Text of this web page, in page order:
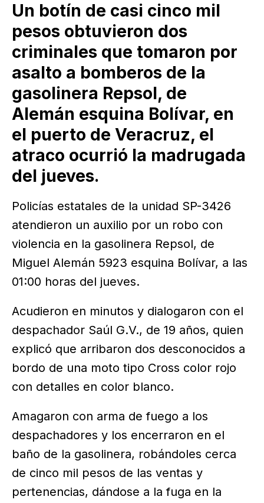
Un botín de casi cinco mil
pesos obtuvieron dos
criminales que tomaron por
asalto a bomberos de la
gasolinera Repsol, de
Alemán esquina Bolívar, en
el puerto de Veracruz, el
atraco ocurrió la madrugada
del jueves.
Policías estatales de la unidad SP-3426
atendieron un auxilio por un robo con
violencia en la gasolinera Repsol, de
Miguel Alemán 5923 esquina Bolívar, a las
01:00 horas del jueves.
Acudieron en minutos y dialogaron con el
despachador Saúl G.V., de 19 años, quien
explicó que arribaron dos desconocidos a
bordo de una moto tipo Cross color rojo
con detalles en color blanco.
Amagaron con arma de fuego a los
despachadores y los encerraron en el
baño de la gasolinera, robándoles cerca
de cinco mil pesos de las ventas y
pertenencias, dándose a la fuga en la